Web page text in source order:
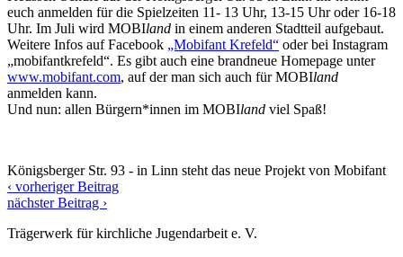
euch anmelden für die Spielzeiten 11- 13 Uhr, 13-15 Uhr oder 16-18
Uhr. Im Juli wird MOBIland in einem anderen Stadtteil aufgebaut.
Weitere Infos auf Facebook „Mobifant Krefeld“ oder bei Instagram
„mobifantkrefeld“. Es gibt auch eine brandneue Homepage unter
www.mobifant.com, auf der man sich auch für MOBIland
anmelden kann.
Und nun: allen Bürgern*innen im MOBIland viel Spaß!
Königsberger Str. 93 - in Linn steht das neue Projekt von Mobifant
‹ vorheriger Beitrag
nächster Beitrag ›
Trägerwerk für kirchliche Jugendarbeit e. V.